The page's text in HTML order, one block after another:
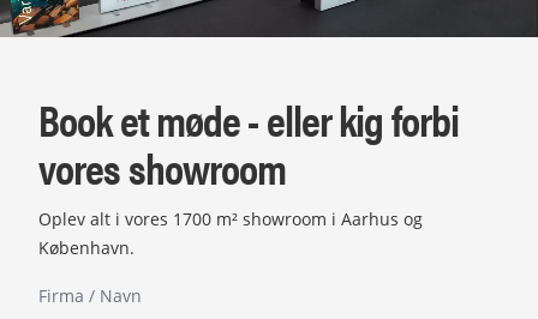
Book et møde - eller kig forbi
vores showroom
Oplev alt i vores 1700 m² showroom i Aarhus og
København.